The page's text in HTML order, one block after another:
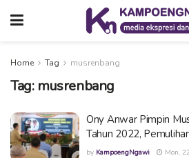
Home Tag musrenbang
Tag: musrenbang
Ony Anwar Pimpin
Tahun 2022,
by KampoengNgawi Mon,